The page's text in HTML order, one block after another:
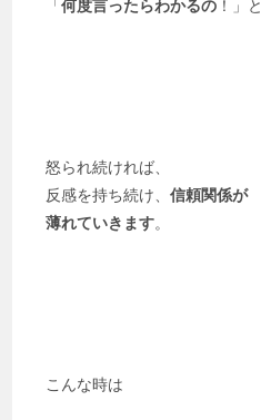
「何度言ったらわかるの ！」と
怒られ続ければ、
反感を持ち続け、信頼関係が
薄れていきます。
こんな時は